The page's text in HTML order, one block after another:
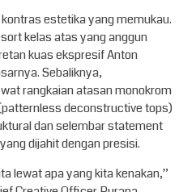
estetika yang memukau.
kelas atas yang anggun
kuas ekspresif Anton
Sebaliknya,
rangkaian atasan monokrom
deconstructive tops)
dan selembar statement
dijahit dengan presisi.
lewat apa yang kita kenakan,”